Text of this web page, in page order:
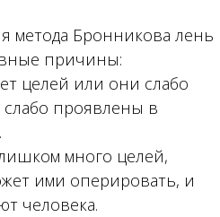
метода Бронникова лень
причины:
целей или они слабо
проявлены в
много целей,
ими оперировать, и
человека.